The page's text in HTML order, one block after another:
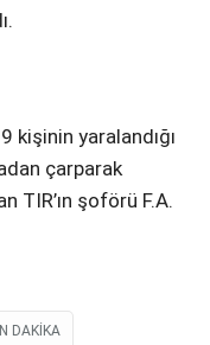
kişinin yaralandığı
çarparak
TIR’ın şoförü F.A.
DAKIKA